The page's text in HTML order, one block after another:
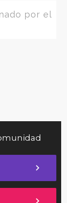
por el
chevron_right